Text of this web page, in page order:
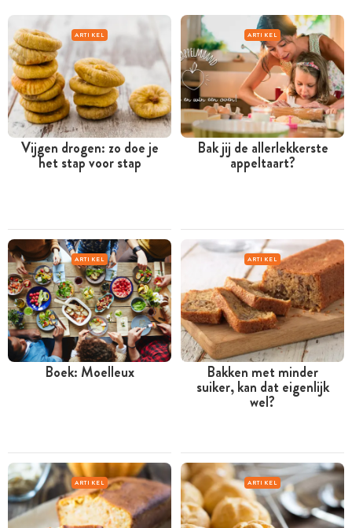
ARTIKEL
Vijgen drogen: zo doe je
het stap voor stap
ARTIKEL
Bak jij de allerlekkerste
appeltaart?
ARTIKEL
Boek: Moelleux
ARTIKEL
Bakken met minder
suiker, kan dat eigenlijk
wel?
ARTIKEL ARTIKEL